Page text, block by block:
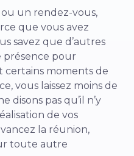
un rendez-vous,
que vous avez
savez que d’autres
présence pour
certains moments de
vous laissez moins de
disons pas qu’il n’y
de vos
la réunion,
toute autre